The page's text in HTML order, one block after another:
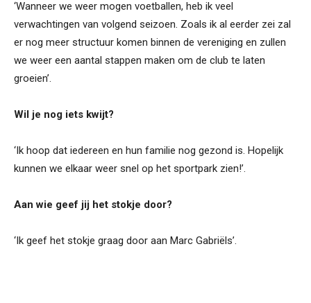
‘Wanneer we weer mogen voetballen, heb ik veel
verwachtingen van volgend seizoen. Zoals ik al eerder zei zal
er nog meer structuur komen binnen de vereniging en zullen
we weer een aantal stappen maken om de club te laten
groeien’.
Wil je nog iets kwijt?
‘Ik hoop dat iedereen en hun familie nog gezond is. Hopelijk
kunnen we elkaar weer snel op het sportpark zien!’.
Aan wie geef jij het stokje door?
‘Ik geef het stokje graag door aan Marc Gabriëls’.